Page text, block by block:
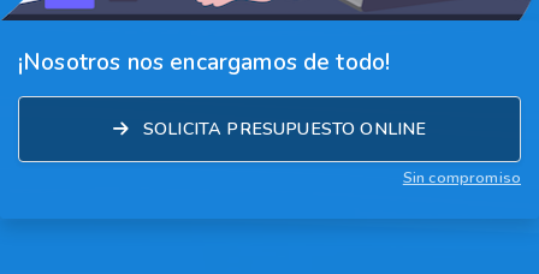
¡Nosotros nos encargamos de todo!
SOLICITA PRESUPUESTO ONLINE
Sin compromiso